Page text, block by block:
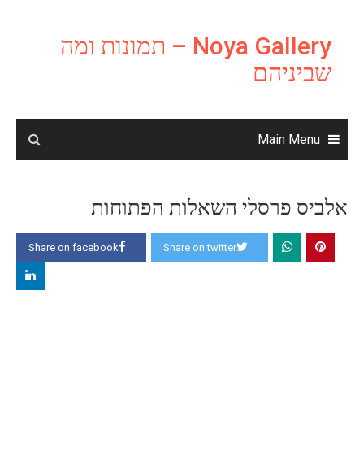
content
Noya Gallery – תמונות ומה
שביניהם
Main Menu
אלביס פרסלי השאלות הפתוחות
Share on facebook Share on twitter